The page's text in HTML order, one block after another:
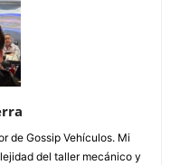
de Gossip Vehículos. Mi
del taller mecánico y